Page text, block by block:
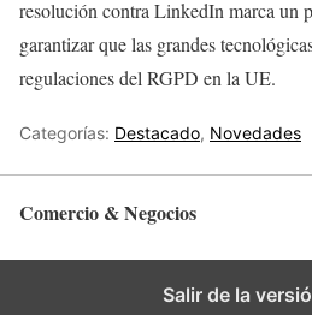
resolución contra LinkedIn marca un
garantizar que las grandes
regulaciones del RGPD en la UE.
Categorías: Destacado, Novedades
Comercio & Negocios
Salir de la